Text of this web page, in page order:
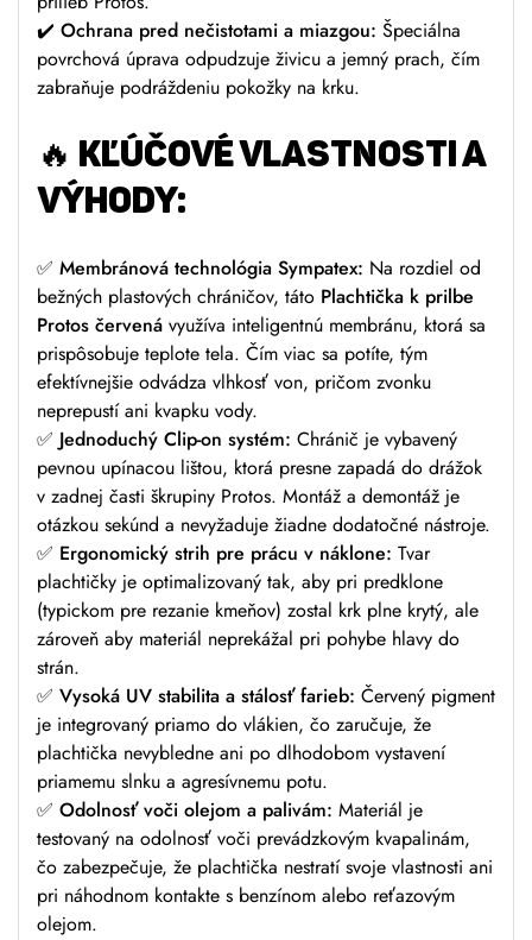
✔️ Ochrana pred nečistotami a miazgou: Špeciálna
povrchová úprava odpudzuje živicu a jemný prach, čím
zabraňuje podráždeniu pokožky na krku.
🔥 KĽÚČOVÉ VLASTNOSTI A
VÝHODY:
✅ Membránová technológia Sympatex: Na rozdiel od
bežných plastových chráničov, táto Plachtička k prilbe
Protos červená využíva inteligentnú membránu, ktorá sa
prispôsobuje teplote tela. Čím viac sa potíte, tým
efektívnejšie odvádza vlhkosť von, pričom zvonku
neprepustí ani kvapku vody.
✅ Jednoduchý Clip-on systém: Chránič je vybavený
pevnou upínacou lištou, ktorá presne zapadá do drážok
v zadnej časti škrupiny Protos. Montáž a demontáž je
otázkou sekúnd a nevyžaduje žiadne dodatočné nástroje.
✅ Ergonomický strih pre prácu v náklone: Tvar
plachtičky je optimalizovaný tak, aby pri predklone
(typickom pre rezanie kmeňov) zostal krk plne krytý, ale
zároveň aby materiál neprekážal pri pohybe hlavy do
strán.
✅ Vysoká UV stabilita a stálosť farieb: Červený pigment
je integrovaný priamo do vlákien, čo zaručuje, že
plachtička nevybledne ani po dlhodobom vystavení
priamemu slnku a agresívnemu potu.
✅ Odolnosť voči olejom a palivám: Materiál je
testovaný na odolnosť voči prevádzkovým kvapalinám,
čo zabezpečuje, že plachtička nestratí svoje vlastnosti ani
pri náhodnom kontakte s benzínom alebo reťazovým
olejom.